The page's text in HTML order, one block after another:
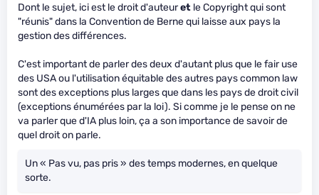
Dont le sujet, ici est le droit d'auteuret le Copyright qui sont
"réunis" dans la Convention de Berne qui laisse aux pays la
gestion des différences.
C'est important de parler des deux d'autant plus que le fair use
des USA ou l'utilisation équitable des autres pays common law
sont des exceptions plus larges que dans les pays de droit civil
(exceptions énumérées par la loi). Si comme je le pense on ne
va parler que d'IA plus loin, ça a son importance de savoir de
quel droit on parle.
Un « Pas vu, pas pris » des temps modernes, en quelque
sorte.